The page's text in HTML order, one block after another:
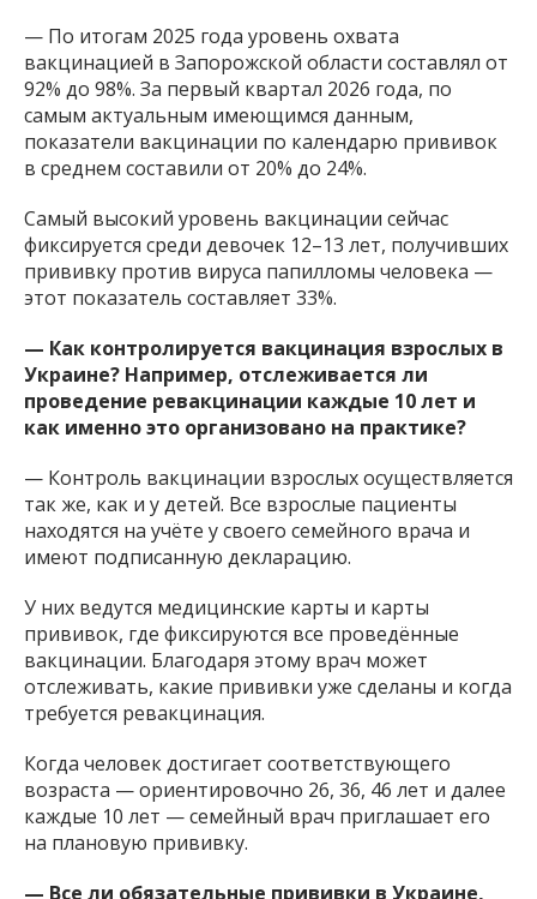
— По итогам 2025 года уровень охвата
вакцинацией в Запорожской области составлял от
92% до 98%. За первый квартал 2026 года, по
самым актуальным имеющимся данным,
показатели вакцинации по календарю прививок
в среднем составили от 20% до 24%.
Самый высокий уровень вакцинации сейчас
фиксируется среди девочек 12–13 лет, получивших
прививку против вируса папилломы человека —
этот показатель составляет 33%.
— Как контролируется вакцинация взрослых в
Украине? Например, отслеживается ли
проведение ревакцинации каждые 10 лет и
как именно это организовано на практике?
— Контроль вакцинации взрослых осуществляется
так же, как и у детей. Все взрослые пациенты
находятся на учёте у своего семейного врача и
имеют подписанную декларацию.
У них ведутся медицинские карты и карты
прививок, где фиксируются все проведённые
вакцинации. Благодаря этому врач может
отслеживать, какие прививки уже сделаны и когда
требуется ревакцинация.
Когда человек достигает соответствующего
возраста — ориентировочно 26, 36, 46 лет и далее
каждые 10 лет — семейный врач приглашает его
на плановую прививку.
— Все ли обязательные прививки в Украине,